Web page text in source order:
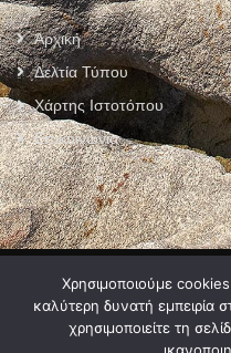
Αρχική
Δελτία Τύπου
Χάρτης Ιστοτόπου
Επικοινωνία
Χρησιμοποιούμε
καλύτερη δυνατή εμπειρία
χρησιμοποιείτε τη